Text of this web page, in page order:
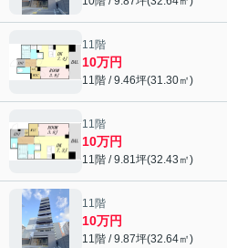
11階
10万円
11階 / 9.46坪(31.30㎡)
11階
10万円
11階 / 9.81坪(32.43㎡)
11階
10万円
11階 / 9.87坪(32.64㎡)